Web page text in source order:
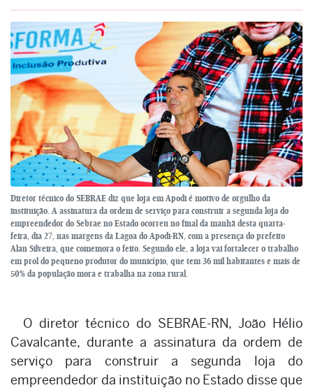
Diretor técnico do SEBRAE diz que loja em Apodi é motivo de orgulho da
instituição. A assinatura da ordem de serviço para construir a segunda loja do
empreendedor do Sebrae no Estado ocorreu no final da manhã desta quarta-
feira, dia 27, nas margens da Lagoa do Apodi-RN, com a presença do prefeito
Alan Silveira, que comemora o feito. Segundo ele, a loja vai fortalecer o trabalho
em prol do pequeno produtor do município, que tem 36 mil habitantes e mais de
50% da população mora e trabalha na zona rural.
O diretor técnico do SEBRAE-RN, João Hélio
Cavalcante, durante a assinatura da ordem de
serviço para construir a segunda loja do
empreendedor da instituição no Estado disse que